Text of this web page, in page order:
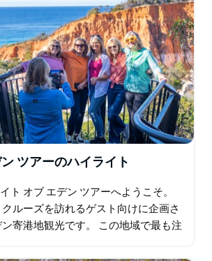
ツアーのハイライト
ト オブ エデン ツアーへようこそ。
ルーズを訪れるゲスト向けに企画さ
寄港地観光です。 この地域で最も注